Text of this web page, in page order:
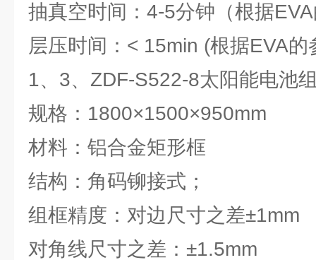
抽真空时间：4-5分钟（根据
层压时间：< 15min (根据EVA
1、3、ZDF-S522-8太阳能电池
规格：1800×1500×950mm
材料：铝合金矩形框
结构：角码铆接式；
组框精度：对边尺寸之差±1mm
对角线尺寸之差：±1.5mm